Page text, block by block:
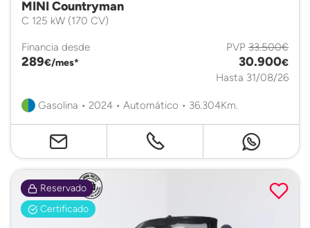
MINI Countryman
C 125 kW (170 CV)
Financia desde
289€/mes*
PVP 33.500€
30.900€
Hasta 31/08/26
Gasolina • 2024 • Automático • 36.304Km.
Reservado
Certificado